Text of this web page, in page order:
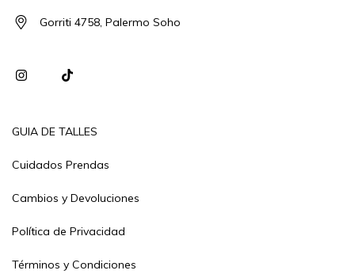
Gorriti 4758, Palermo Soho
GUIA DE TALLES
Cuidados Prendas
Cambios y Devoluciones
Política de Privacidad
Términos y Condiciones